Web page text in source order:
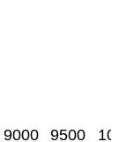
9000 9500